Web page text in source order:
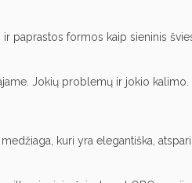
formos kaip sieninis
Jokių problemų ir jokio
kuri yra elegantiška,